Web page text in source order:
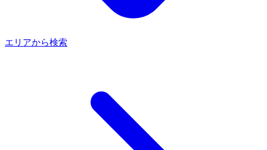
エリアから検索